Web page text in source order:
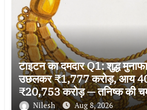
टाइटन का दमदार Q1: शुद्ध
उछलकर ₹1,777 करोड़, आय
₹20,753 करोड़ — तनिष्क की
ग्रोथNilesh Aug 8, 2026